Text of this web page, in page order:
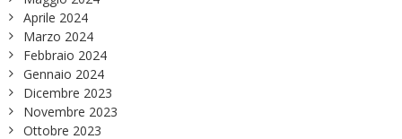
Aprile 2024
Marzo 2024
Febbraio 2024
Gennaio 2024
Dicembre 2023
Novembre 2023
Ottobre 2023